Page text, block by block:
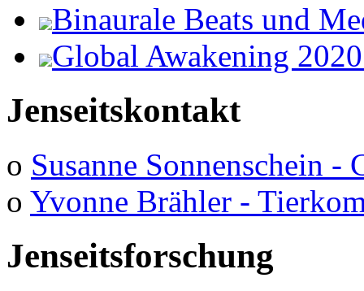
Binaurale Beats und
Global Awakening
Jenseitskontakt
o Susanne Sonnenschein -
o Yvonne Brähler -
Jenseitsforschung